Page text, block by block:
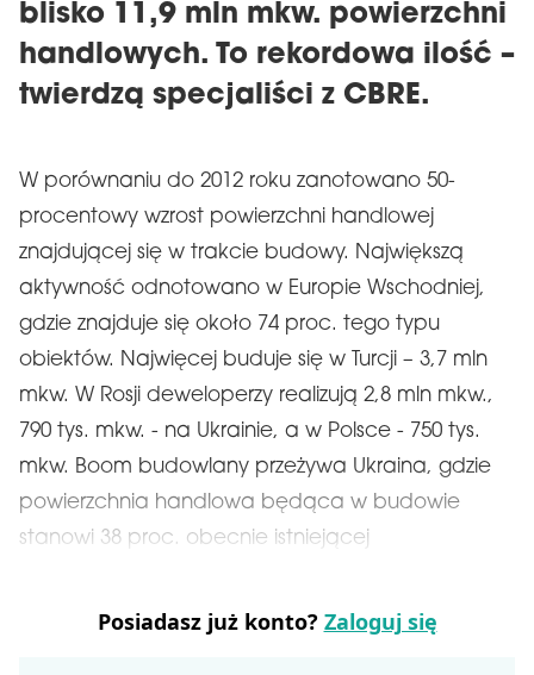
blisko 11,9 mln mkw. powierzchni
handlowych. To rekordowa ilość –
twierdzą specjaliści z CBRE.
W porównaniu do 2012 roku zanotowano 50-
procentowy wzrost powierzchni handlowej
znajdującej się w trakcie budowy. Największą
aktywność odnotowano w Europie Wschodniej,
gdzie znajduje się około 74 proc. tego typu
obiektów. Najwięcej buduje się w Turcji – 3,7 mln
mkw. W Rosji deweloperzy realizują 2,8 mln mkw.,
790 tys. mkw. - na Ukrainie, a w Polsce - 750 tys.
mkw. Boom budowlany przeżywa Ukraina, gdzie
powierzchnia handlowa będąca w budowie
stanowi 38 proc. obecnie istniejącej
Posiadasz już konto? Zaloguj się